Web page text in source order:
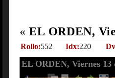
« EL ORDEN,
Rollo:552 Idx:220
EL ORDEN, Viernes 13